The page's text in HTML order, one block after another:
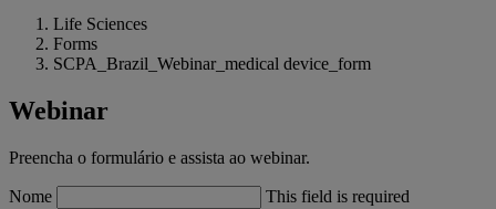
Life Sciences
Forms
SCPA_Brazil_Webinar_medical device_form
Webinar
Preencha o formulário e assista ao webinar.
Nome
This field is required